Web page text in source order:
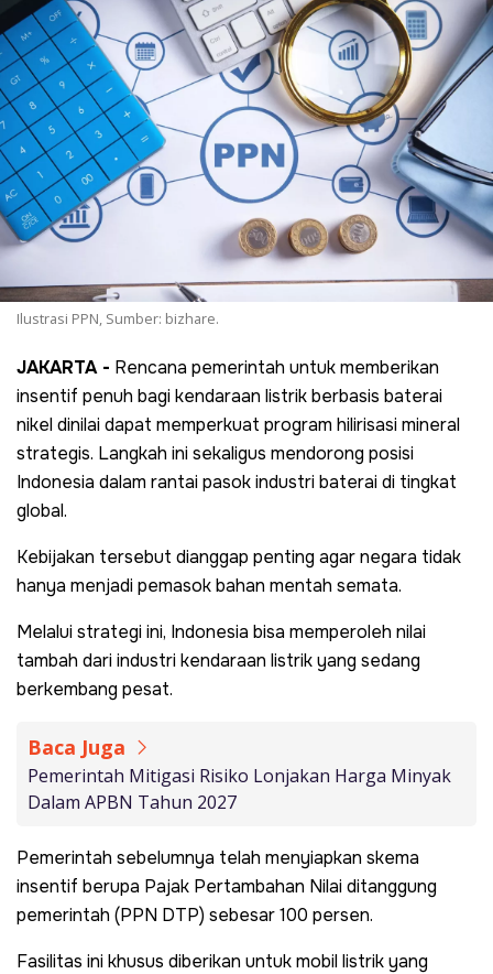
Ilustrasi PPN, Sumber: bizhare.
JAKARTA - Rencana pemerintah untuk memberikan
insentif penuh bagi kendaraan listrik berbasis baterai
nikel dinilai dapat memperkuat program hilirisasi mineral
strategis. Langkah ini sekaligus mendorong posisi
Indonesia dalam rantai pasok industri baterai di tingkat
global.
Kebijakan tersebut dianggap penting agar negara tidak
hanya menjadi pemasok bahan mentah semata.
Melalui strategi ini, Indonesia bisa memperoleh nilai
tambah dari industri kendaraan listrik yang sedang
berkembang pesat.
Baca Juga
Pemerintah Mitigasi Risiko Lonjakan Harga Minyak
Dalam APBN Tahun 2027
Pemerintah sebelumnya telah menyiapkan skema
insentif berupa Pajak Pertambahan Nilai ditanggung
pemerintah (PPN DTP) sebesar 100 persen.
Fasilitas ini khusus diberikan untuk mobil listrik yang